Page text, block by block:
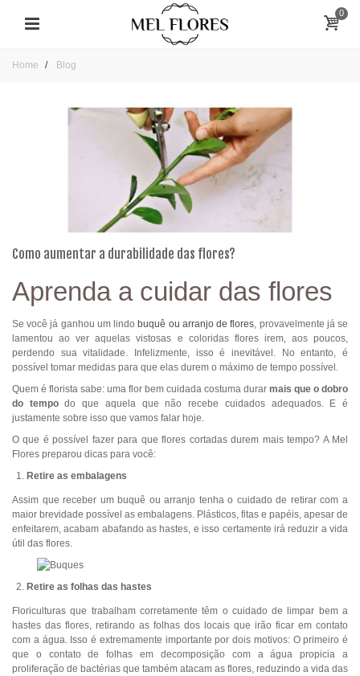
0
Home Blog
Como aumentar a durabilidade das flores?
Aprenda a cuidar das flores
Se você já ganhou um lindo buquê ou arranjo de flores, provavelmente já se
lamentou ao ver aquelas vistosas e coloridas flores irem, aos poucos,
perdendo sua vitalidade. Infelizmente, isso é inevitável. No entanto, é
possível tomar medidas para que elas durem o máximo de tempo possível.
Quem é florista sabe: uma flor bem cuidada costuma durar mais que o dobro
do tempodo que
aquela que não recebe cuidados adequados. E é
justamente sobre isso que vamos falar hoje.
O que é possível fazer para que flores cortadas durem mais tempo? A Mel
Flores preparou dicas para você:
Retire as embalagens
Assim que receber um buquê ou arranjo tenha o cuidado de retirar com a
maior brevidade possível as embalagens. Plásticos, fitas e papéis, apesar de
enfeitarem, acabam abafando as hastes, e isso certamente irá reduzir a vida
útil das flores.
Retire as folhas das hastes
Floriculturas que trabalham corretamente têm o cuidado de limpar bem a
hastes das flores, retirando as folhas dos locais que irão ficar em contato
com a água. Isso é extremamente importante por dois motivos: O primeiro é
que o contato de folhas em decomposição com a água propicia a
proliferação de bactérias que também atacam as flores, reduzindo a vida das